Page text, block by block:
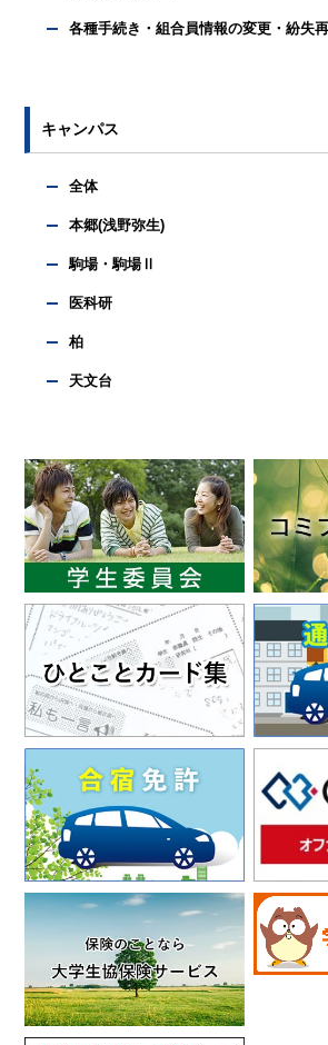
各種手続き・組合員情報の変更・紛失
キャンパス
全体
本郷(浅野弥生)
駒場・駒場Ⅱ
医科研
柏
天文台